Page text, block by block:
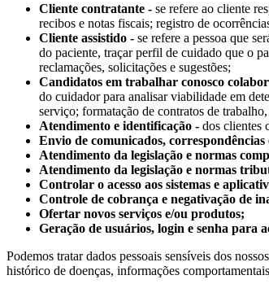
Cliente contratante - se refere ao cliente
recibos e notas fiscais; registro de
Cliente assistido - se refere a pessoa que
do paciente, traçar perfil de cuidado que o
reclamações, solicitações e sugestões;
Candidatos em trabalhar conosco
do cuidador para analisar viabilidade em
serviço; formatação de contratos de
Atendimento e identificação - dos clientes
Envio de comunicados, correspondências
Atendimento da legislação e normas
Atendimento da legislação e normas
Controlar o acesso aos sistemas e
Controle de cobrança e negativação de
Ofertar novos serviços e/ou produtos;
Geração de usuários, login e senha para
Podemos tratar dados pessoais sensíveis dos
histórico de doenças, informações